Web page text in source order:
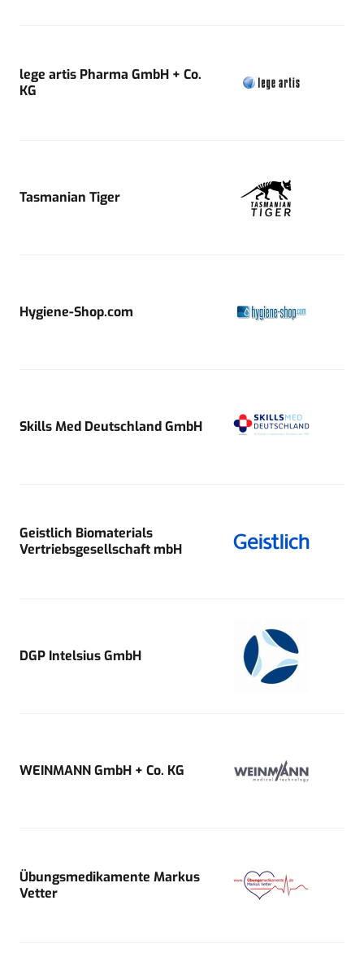
lege artis Pharma GmbH + Co.
KG
Tasmanian Tiger
Hygiene-Shop.com
Skills Med Deutschland GmbH
Geistlich Biomaterials
Vertriebsgesellschaft mbH
DGP Intelsius GmbH
WEINMANN GmbH + Co. KG
Übungsmedikamente Markus
Vetter